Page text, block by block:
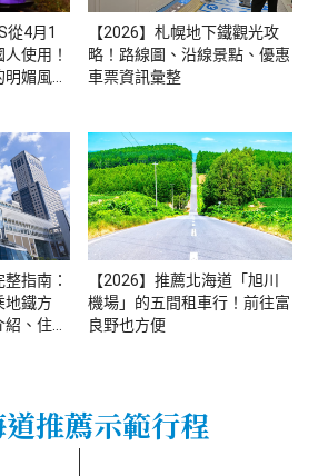
從4月1
使用！
媚風光
【2026】札幌地下鐵觀光攻
略！路線圖、沿線景點、優惠
車票資訊彙整
指南：
地鐵方
、住宿
【2026】推薦北海道「旭川
機場」的五間租車行！前往富
良野也方便
推薦示範行程